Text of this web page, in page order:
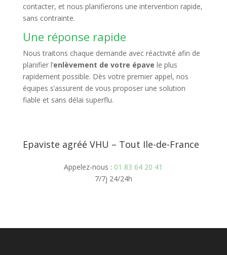
contacter, et nous planifierons une intervention rapide,
sans contrainte.
Une réponse rapide
Nous traitons chaque demande avec réactivité afin de
planifier l’enlèvement de votre épave le plus
rapidement possible. Dès votre premier appel, nos
équipes s’assurent de vous proposer une solution
fiable et sans délai superflu.
Epaviste agréé VHU – Tout Ile-de-France
Appelez-nous : 01 83 64 20 41
7/7j 24/24h